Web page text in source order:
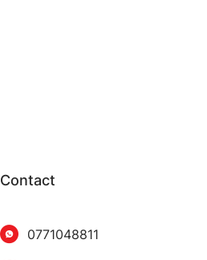
Contact
0771048811